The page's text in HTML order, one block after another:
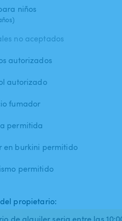
niños
no aceptados
autorizados
autorizado
fumador
permitida
en burkini permitido
permitido
propietario: